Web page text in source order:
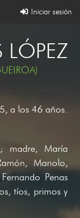
Iniciar sesión
LÓPEZ
a los 46 años.
madre, María
Manolo,
Penas
tíos, primos y